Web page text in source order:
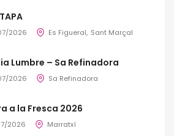
2026 Es Figueral Sant Marçal
Lumbre – Sa Refinadora
2026 Sa Refinadora
a la Fresca 2026
2026 Marratxí